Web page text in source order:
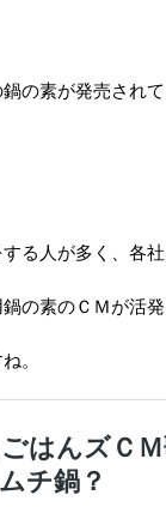
の素が発売されて
る人が多く、各社
の素のＣＭが活
。